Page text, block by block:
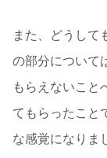
また、どうして
の部分について
もらえないこと
てもらったこと
な感覚になりま